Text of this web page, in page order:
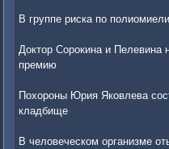
В группе риска по
Доктор Сорокина и
премию
Похороны Юрия Яковлева
кладбище
В человеческом организме